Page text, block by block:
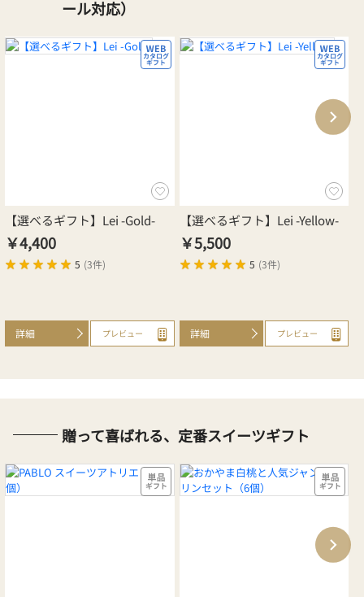
ール対応）
【選べるギフト】Lei -Gold-
￥4,400
5 (3件)
詳細 プレビュー
【選べるギフト】Lei -Yellow-
￥5,500
5 (3件)
詳細 プレビュー
贈って喜ばれる、定番スイーツギフト